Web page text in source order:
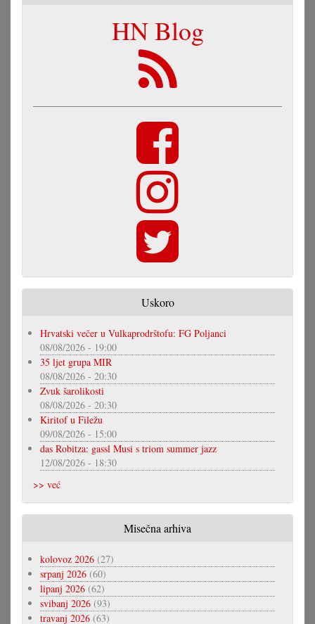
HN Blog
Uskoro
Hrvatski večer u Vulkaprodrštofu: FG Poljanci
08/08/2026 - 19:00
35 ljet grupa MIR
08/08/2026 - 20:30
Zvuk šarolikosti
08/08/2026 - 20:30
Kiritof u Filežu
09/08/2026 - 15:00
das Robitza: gassl Musi s triom summer jazz
12/08/2026 - 18:30
>> već
Misečna arhiva
kolovoz 2026 (27)
srpanj 2026 (60)
lipanj 2026 (62)
svibanj 2026 (93)
travanj 2026 (63)